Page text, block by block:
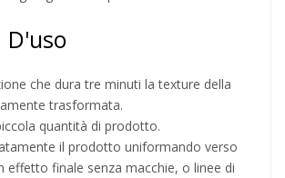
che dura tre minuti la texture della
trasformata.
quantità di prodotto.
il prodotto uniformando verso
effetto finale senza macchie, o linee di